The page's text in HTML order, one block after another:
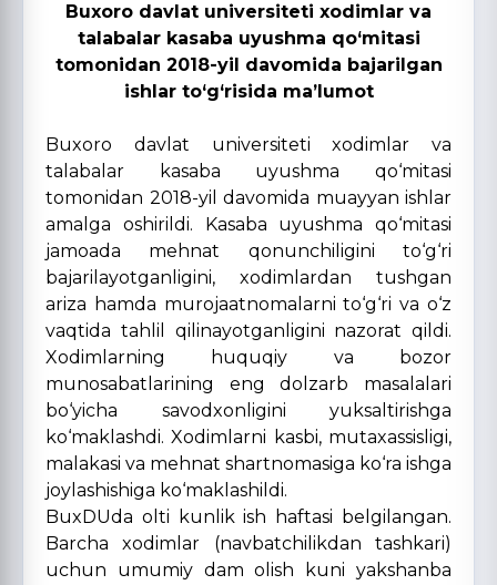
Buxoro davlat universiteti xodimlar va
talabalar kasaba uyushma qo‘mitasi
tomonidan 2018-yil davomida bajarilgan
ishlar to‘g‘risida ma’lumot
Buxoro davlat universiteti xodimlar va
talabalar kasaba uyushma qo‘mitasi
tomonidan 2018-yil davomida muayyan ishlar
amalga oshirildi. Kasaba uyushma qo‘mitasi
jamoada mehnat qonunchiligini to‘g‘ri
bajarilayotganligini, xodimlardan tushgan
ariza hamda murojaatnomalarni to‘g‘ri va o‘z
vaqtida tahlil qilinayotganligini nazorat qildi.
Xodimlarning huquqiy va bozor
munosabatlarining eng dolzarb masalalari
bo‘yicha savodxonligini yuksaltirishga
ko‘maklashdi. Xodimlarni kasbi, mutaxassisligi,
malakasi va mehnat shartnomasiga ko‘ra ishga
joylashishiga ko‘maklashildi.
BuxDUda olti kunlik ish haftasi belgilangan.
Barcha xodimlar (navbatchilikdan tashkari)
uchun umumiy dam olish kuni yakshanba